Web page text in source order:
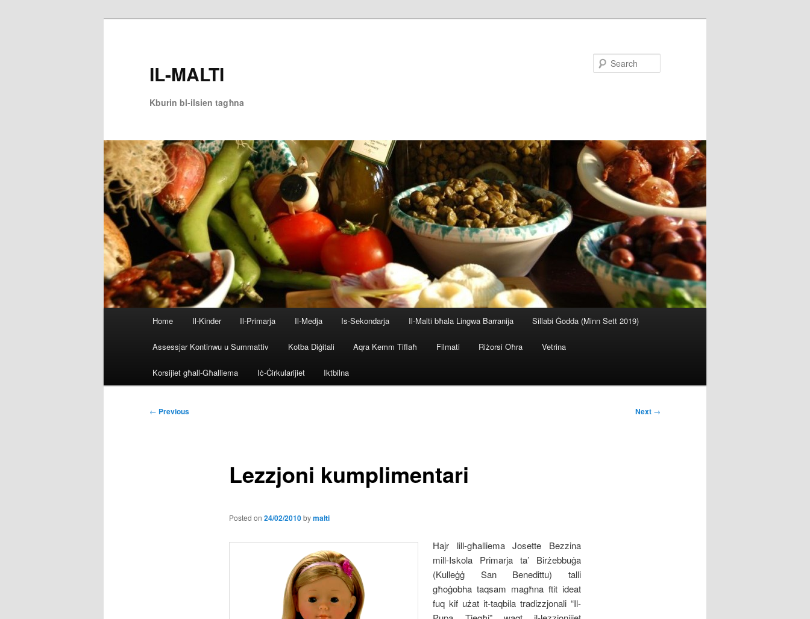
IL-MALTI
Kburin bl-ilsien tagħna
Home Il-Kinder Il-Primarja Il-Medja Is-Sekondarja Il-Malti bħala Lingwa Barranija Sillabi Ġodda (Minn Sett 2019)
Assessjar Kontinwu u Summattiv Kotba Diġitali Aqra Kemm Tiflaħ Filmati Riżorsi Oħra Vetrina
Korsijiet għall-Għalliema Iċ-Ċirkularijiet Iktbilna
Post
← Previous Next →
Lezzjoni kumplimentari
Posted on 24/02/2010bymalti
Ħajr lill-għalliema Josette Bezzina
mill-Iskola Primarja ta’ Birżebbuġa
(Kulleġġ San Benedittu) talli
għoġobha taqsam magħna ftit ideat
fuq kif użat it-taqbila tradizzjonali “Il-